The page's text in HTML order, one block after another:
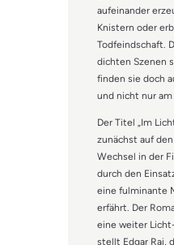
aufeinander
Knistern oder
Todfeindschaft.
dichten Szenen
finden sie doch
und nicht nur
Der Titel „Im
zunächst auf
Wechsel in der
durch den
eine fulminante
erfährt. Der
eine weiter
stellt Edgar Rai,